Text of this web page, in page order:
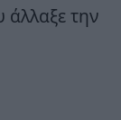
την